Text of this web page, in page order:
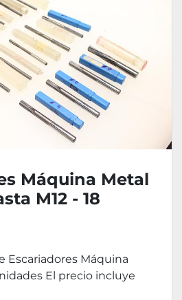
Máquina Metal
M12 - 18
Escariadores Máquina
El precio incluye